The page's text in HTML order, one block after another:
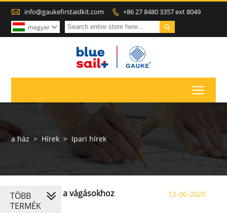
 info@gaukefirstaidkit.com  +86 27 8480 3357 ext 8049

magyar 
a ház > Hírek > Ipari hírek
Elsősegély a vágásokhoz 12-06-2020
TÖBB
TERMÉK